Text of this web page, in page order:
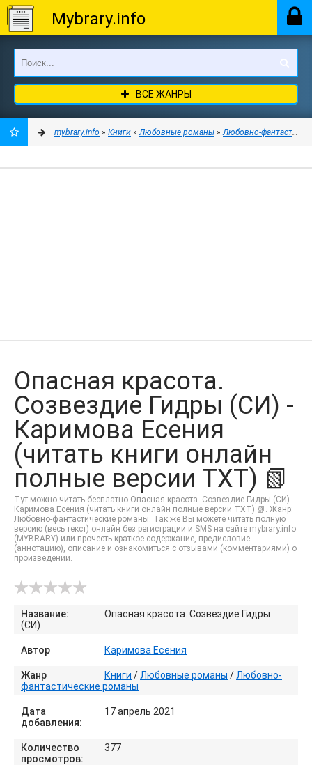
Mybrary.info
ВСЕ ЖАНРЫ
mybrary.info » Книги »Любовные романы »Любовно-
Опасная красота.
Созвездие Гидры (СИ) -
Каримова Есения
(читать книги онлайн
полные версии TXT) 📗
Тут можно читать бесплатно Опасная красота. Созвездие Гидры (СИ) -
Каримова Есения (читать книги онлайн полные версии TXT) 📗. Жанр:
Любовно-фантастические романы. Так же Вы можете читать полную
версию (весь текст) онлайн без регистрации и SMS на сайте mybrary.info
(MYBRARY) или прочесть краткое содержание, предисловие
(аннотацию), описание и ознакомиться с отзывами (комментариями) о
произведении.
Название:
Опасная красота. Созвездие Гидры
(СИ)
Автор Каримова Есения
Жанр Книги / Любовные романы / Любовно-
фантастические романы
Дата
добавления:
17 апрель 2021
Количество
просмотров:
377